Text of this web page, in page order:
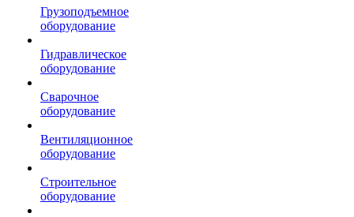
Грузоподъемное
оборудование
Гидравлическое
оборудование
Сварочное
оборудование
Вентиляционное
оборудование
Строительное
оборудование